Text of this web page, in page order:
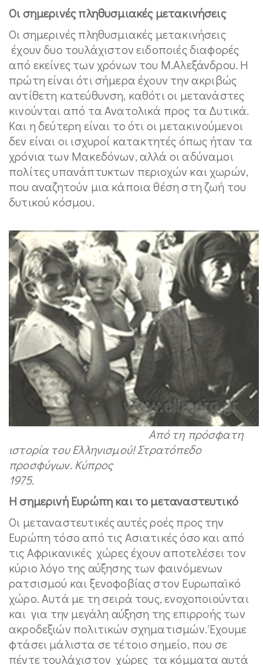
Οι σημερινές πληθυσμιακές μετακινήσεις
Οι σημερινές πληθυσμιακές μετακινήσεις
έχουν δυο τουλάχιστον ειδοποιές διαφορές
από εκείνες των χρόνων του Μ.Αλεξάνδρου. Η
πρώτη είναι ότι σήμερα έχουν την ακριβώς
αντίθετη κατεύθυνση, καθότι οι μετανάστες
κινούνται από τα Ανατολικά προς τα Δυτικά.
Και η δεύτερη είναι το ότι οι μετακινούμενοι
δεν είναι οι ισχυροί κατακτητές όπως ήταν τα
χρόνια των Μακεδόνων, αλλά οι αδύναμοι
πολίτες υπανάπτυκτων περιοχών και χωρών,
που αναζητούν μια κάποια θέση στη ζωή του
δυτικού κόσμου.
Από τη πρόσφατη
ιστορία του Ελληνισμού! Στρατόπεδο
προσφύγων. Κύπρος
1975.
Η σημερινή Ευρώπη και το μεταναστευτικό
Οι μεταναστευτικές αυτές ροές προς την
Ευρώπη τόσο από τις Ασιατικές όσο και από
τις Αφρικανικές χώρες έχουν αποτελέσει τον
κύριο λόγο της αύξησης των φαινόμενων
ρατσισμού και ξενοφοβίας στον Ευρωπαϊκό
χώρο. Αυτά με τη σειρά τους, ενοχοποιούνται
και για την μεγάλη αύξηση της επιρροής των
ακροδεξιών πολιτικών σχηματισμών. Έχουμε
φτάσει μάλιστα σε τέτοιο σημείο, που σε
πέντε τουλάχιστον χώρες τα κόμματα αυτά